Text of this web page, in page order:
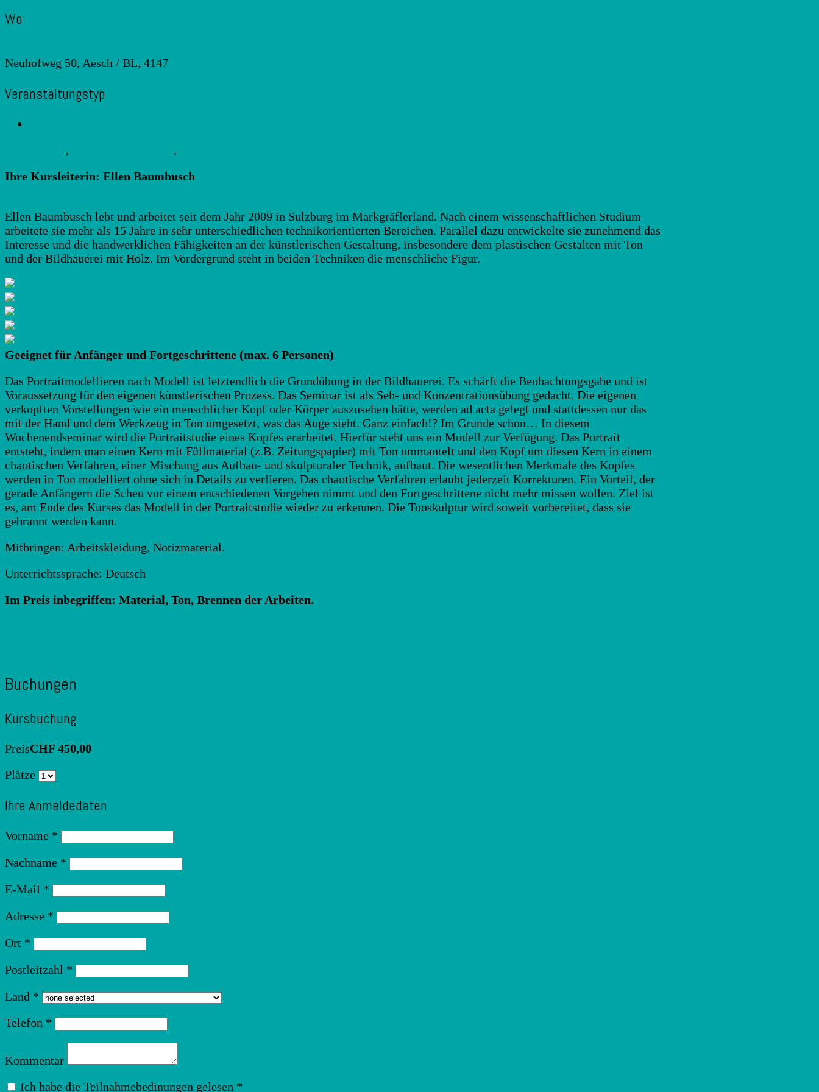
Wo
Neuhofweg 50, Aesch / BL, 4147
Veranstaltungstyp
, ,
Ihre Kursleiterin: Ellen Baumbusch
Ellen Baumbusch lebt und arbeitet seit dem Jahr 2009 in Sulzburg im Markgräflerland. Nach einem wissenschaftlichen Studium
arbeitete sie mehr als 15 Jahre in sehr unterschiedlichen technikorientierten Bereichen. Parallel dazu entwickelte sie zunehmend das
Interesse und die handwerklichen Fähigkeiten an der künstlerischen Gestaltung, insbesondere dem plastischen Gestalten mit Ton
und der Bildhauerei mit Holz. Im Vordergrund steht in beiden Techniken die menschliche Figur.
Geeignet für Anfänger und Fortgeschrittene (max. 6 Personen)
Das Portraitmodellieren nach Modell ist letztendlich die Grundübung in der Bildhauerei. Es schärft die Beobachtungsgabe und ist
Voraussetzung für den eigenen künstlerischen Prozess. Das Seminar ist als Seh- und Konzentrationsübung gedacht. Die eigenen
verkopften Vorstellungen wie ein menschlicher Kopf oder Körper auszusehen hätte, werden ad acta gelegt und stattdessen nur das
mit der Hand und dem Werkzeug in Ton umgesetzt, was das Auge sieht. Ganz einfach!? Im Grunde schon… In diesem
Wochenendseminar wird die Portraitstudie eines Kopfes erarbeitet. Hierfür steht uns ein Modell zur Verfügung. Das Portrait
entsteht, indem man einen Kern mit Füllmaterial (z.B. Zeitungspapier) mit Ton ummantelt und den Kopf um diesen Kern in einem
chaotischen Verfahren, einer Mischung aus Aufbau- und skulpturaler Technik, aufbaut. Die wesentlichen Merkmale des Kopfes
werden in Ton modelliert ohne sich in Details zu verlieren. Das chaotische Verfahren erlaubt jederzeit Korrekturen. Ein Vorteil, der
gerade Anfängern die Scheu vor einem entschiedenen Vorgehen nimmt und den Fortgeschrittene nicht mehr missen wollen. Ziel ist
es, am Ende des Kurses das Modell in der Portraitstudie wieder zu erkennen. Die Tonskulptur wird soweit vorbereitet, dass sie
gebrannt werden kann.
Mitbringen: Arbeitskleidung, Notizmaterial.
Unterrichtssprache: Deutsch
Im Preis inbegriffen: Material, Ton, Brennen der Arbeiten.
Buchungen
Kursbuchung
PreisCHF 450,00
Plätze
Ihre Anmeldedaten
Vorname *
Nachname *
E-Mail *
Adresse *
Ort *
Postleitzahl *
Land *
Telefon *
Kommentar
Ich habe die Teilnahmebedinungen gelesen *